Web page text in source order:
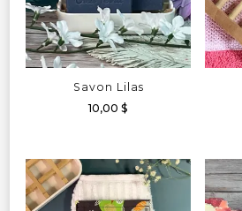
Savon Lilas
10,00$